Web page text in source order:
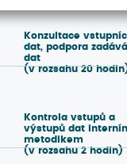
Konzultace
dat, podpora
dat
(v rozsahu 20
Kontrola vstupů a
výstupů dat
metodikem
(v rozsahu 2 hodin)